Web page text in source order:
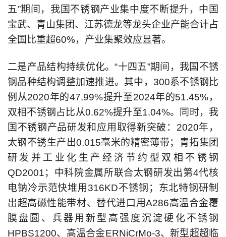
五”期间，我国不锈钢产业集中度不断提升，中国
宝武、青山集团、江苏德龙等龙头企业产能合计占
全国比重超60%，产业集聚效应显著。
二是产品结构持续优化。“十四五”期间，我国不锈
钢品种结构调整加速推进。其中，300系不锈钢比
例从2020年的47.99%提升至2024年的51.45%，
双相不锈钢占比从0.62%提升至1.04%。同时，我
国不锈钢产品研发和应用取得新突破：2020年，
太钢不锈生产出0.015毫米的精密薄带；青拓集团
研发并工业化生产经济节约型双相不锈钢
QD2001；中科院金属所联合太钢研发出第4代核
电钠冷示范快堆用316KD不锈钢；东北特钢研制
出超高磁性能带材、替代进口用A286高温合金覆
膜盘圆、兵器用新型高强度沉淀硬化不锈钢
HPBS1200、高温合金ERNiCrMo-3、新型超超临